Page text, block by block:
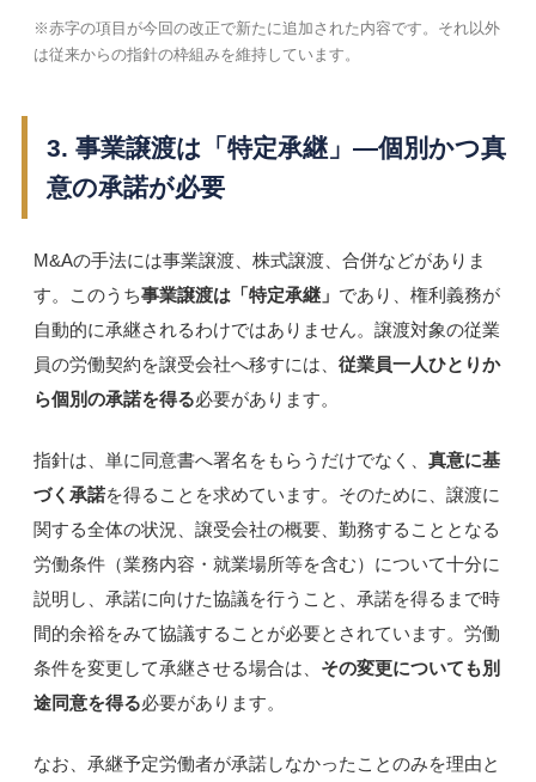
※赤字の項目が今回の改正で新たに追加された内容です。それ以外
は従来からの指針の枠組みを維持しています。
3. 事業譲渡は「特定承継」―個別かつ真
意の承諾が必要
M&Aの手法には事業譲渡、株式譲渡、合併などがありま
す。このうち事業譲渡は「特定承継」 であり、権利義務が
自動的に承継されるわけではありません。譲渡対象の従業
員の労働契約を譲受会社へ移すには、 従業員一人ひとりか
ら個別の承諾を得る必要があります。
指針は、単に同意書へ署名をもらうだけでなく、 真意に基
づく承諾を得ることを求めています。そのために、譲渡に
関する全体の状況、譲受会社の概要、勤務することとなる
労働条件（業務内容・就業場所等を含む）について十分に
説明し、承諾に向けた協議を行うこと、承諾を得るまで時
間的余裕をみて協議することが必要とされています。労働
条件を変更して承継させる場合は、 その変更についても別
途同意を得る必要があります。
なお、承継予定労働者が承諾しなかったことのみを理由と